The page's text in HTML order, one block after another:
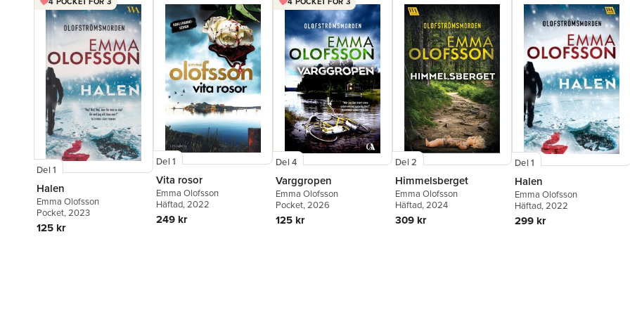
Del 1
Halen
Emma Olofsson
Pocket, 2023
125 kr
Del 1
Vita rosor
Emma Olofsson
Häftad, 2022
249 kr
Del 4
Varggropen
Emma Olofsson
Pocket, 2026
125 kr
Del 2
Himmelsberget
Emma Olofsson
Häftad, 2024
309 kr
Del 1
Halen
Emma Olofsson
Häftad, 2022
299 kr